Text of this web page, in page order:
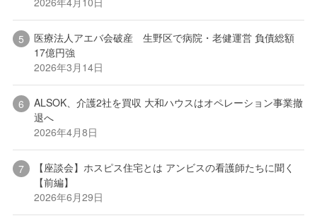
医療法人アエバ会破産 生野区で病院・老健運営 負債総額
17億円強
2026年3月14日
ALSOK、介護2社を買収 大和ハウスはオペレーション事業撤
退へ
2026年4月8日
【座談会】ホスピス住宅とは アンビスの看護師たちに聞く
【前編】
2026年6月29日